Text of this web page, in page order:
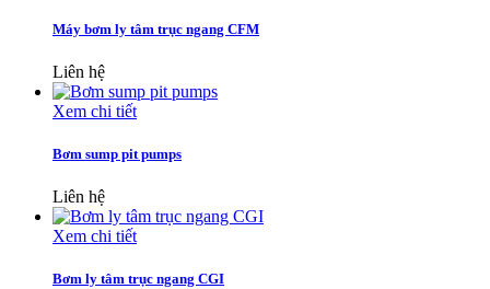
Máy bơm ly tâm trục ngang CFM
Liên hệ
Xem chi tiết
Bơm sump pit pumps
Liên hệ
Xem chi tiết
Bơm ly tâm trục ngang CGI